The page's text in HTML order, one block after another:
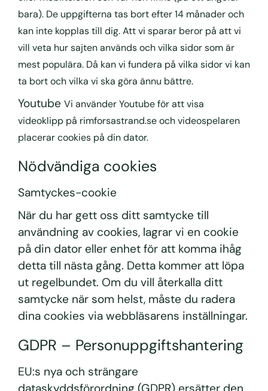
bara). De uppgifterna tas bort efter 14 månader och
kan inte kopplas till dig. Att vi sparar beror på att vi
vill veta hur sajten används och vilka sidor som är
mest populära. Då kan vi fundera på vilka sidor vi kan
ta bort och vilka vi ska göra ännu bättre.
Youtube Vi använder Youtube för att visa
videoklipp på rimforsastrand.se och videospelaren
placerar cookies på din dator.
Nödvändiga cookies
Samtyckes-cookie
När du har gett oss ditt samtycke till
användning av cookies, lagrar vi en cookie
på din dator eller enhet för att komma ihåg
detta till nästa gång. Detta kommer att löpa
ut regelbundet. Om du vill återkalla ditt
samtycke när som helst, måste du radera
dina cookies via webbläsarens inställningar.
GDPR – Personuppgiftshantering
EU:s nya och strängare